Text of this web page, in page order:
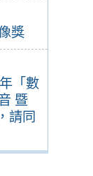
獎
「數
暨
請同